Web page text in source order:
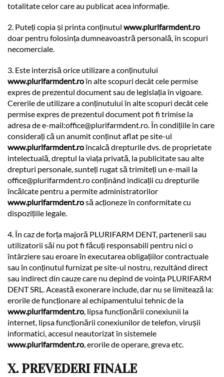
totalitate celor care au publicat acea informație.
2. Puteți copia și printa conținutul www.plurifarmdent.ro
doar pentru folosința dumneavoastră personală, în scopuri
necomerciale.
3. Este interzisă orice utilizare a conținutului
www.plurifarmdent.roîn alte scopuri decât cele permise
expres de prezentul document sau de legislația în vigoare.
Cererile de utilizare a conținutului în alte scopuri decât cele
permise expres de prezentul document pot fi trimise la
adresa de e-mail:office@plurifarmdent.ro. În condițiile în care
considerați că un anumit conținut aflat pe site-ul
www.plurifarmdent.roîncalcă drepturile dvs. de proprietate
intelectuală, dreptul la viața privată, la publicitate sau alte
drepturi personale, sunteți rugat să trimiteți un e-mail la
office@plurifarmdent.roconținând indicații cu drepturile
încălcate pentru a permite administratorilor
www.plurifarmdent.rosă acționeze în conformitate cu
dispozițiile legale.
4. În caz de forța majoră PLURIFARM DENT, partenerii sau
utilizatorii săi nu pot fi făcuți responsabili pentru nici o
întârziere sau eroare în executarea obligațiilor contractuale
sau în conținutul furnizat pe site-ul nostru, rezultând direct
sau indirect din cauze care nu depind de voința PLURIFARM
DENT SRL. Această exonerare include, dar nu se limitează la:
erorile de funcționare al echipamentului tehnic de la
www.plurifarmdent.ro, lipsa funcționării conexiunii la
internet, lipsa funcționării conexiunilor de telefon, virușii
informatici, accesul neautorizat în sistemele
www.plurifarmdent.ro, erorile de operare, greva etc.
X. PREVEDERI FINALE